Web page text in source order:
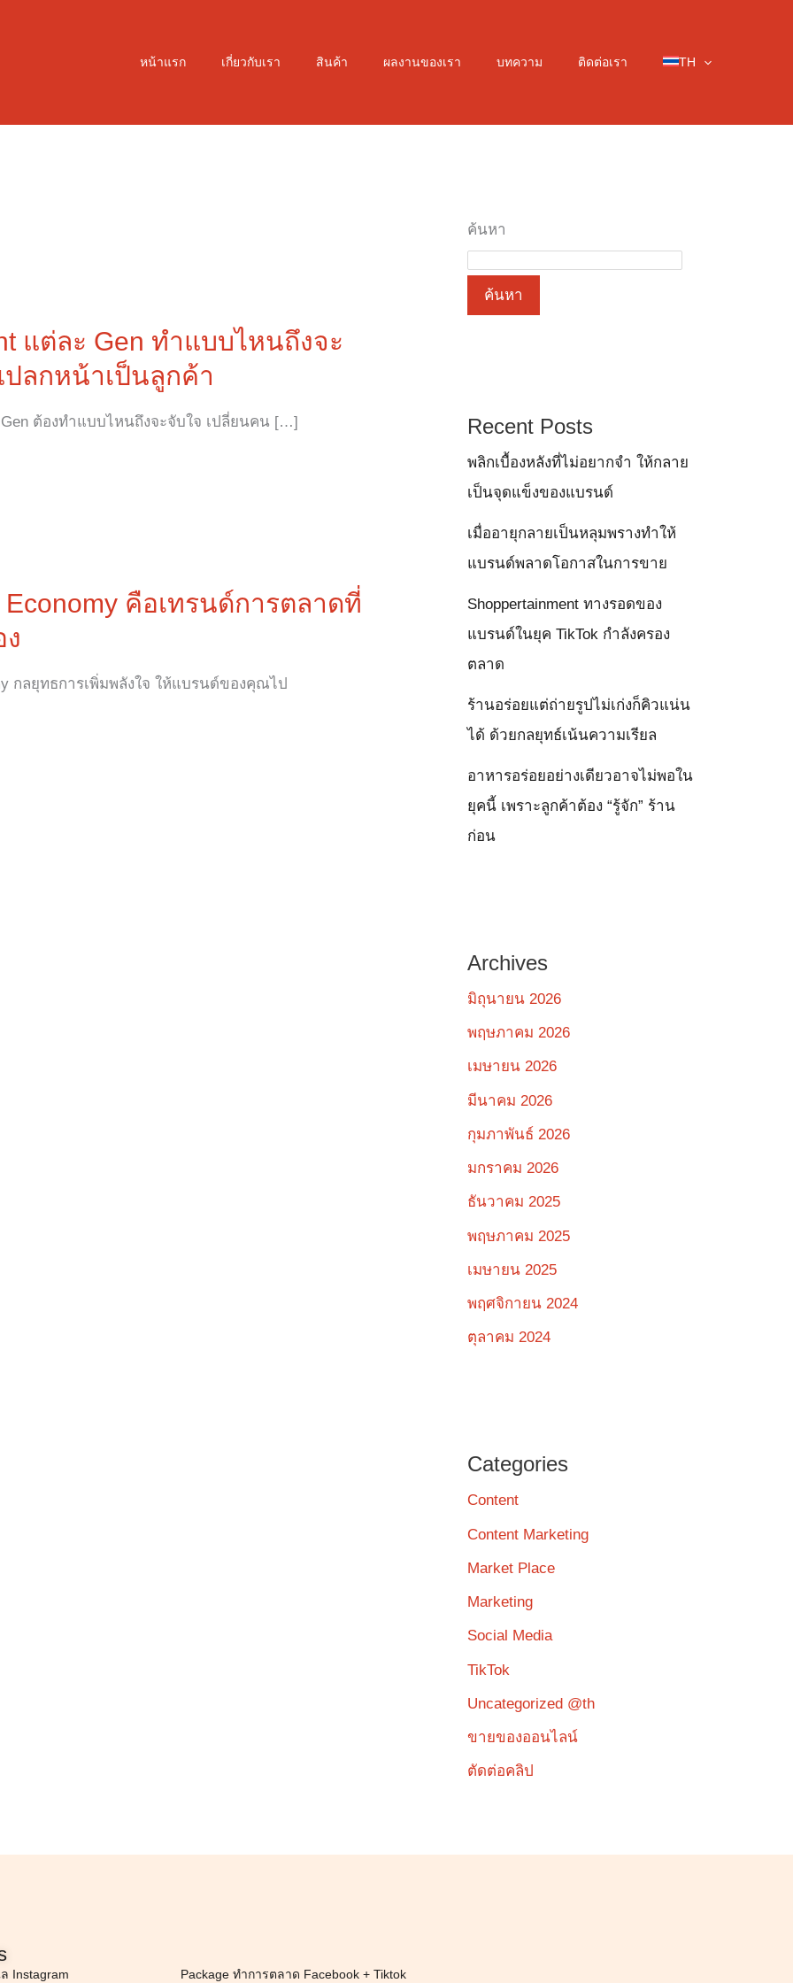
หน้าแรก เกี่ยวกับเรา สินค้า ผลงานของเรา บทความ ติดต่อเรา TH
แต่ละ Gen ทำแบบไหนถึงจะ
ลกหน้าเป็นลูกค้า
Gen ต้องทำแบบไหนถึงจะจับใจ เปลี่ยนคน […]
Economy คือเทรนด์การตลาดที่
กลยุทธการเพิ่มพลังใจ ให้แบรนด์ของคุณไป
ค้นหา
ค้นหา
Recent Posts
พลิกเบื้องหลังที่ไม่อยากจำ ให้กลาย
เป็นจุดแข็งของแบรนด์
เมื่ออายุกลายเป็นหลุมพรางทำให้
แบรนด์พลาดโอกาสในการขาย
Shoppertainment ทางรอดของ
แบรนด์ในยุค TikTok กำลังครอง
ตลาด
ร้านอร่อยแต่ถ่ายรูปไม่เก่งก็คิวแน่น
ได้ ด้วยกลยุทธ์เน้นความเรียล
อาหารอร่อยอย่างเดียวอาจไม่พอใน
ยุคนี้ เพราะลูกค้าต้อง “รู้จัก” ร้าน
ก่อน
Archives
มิถุนายน 2026
พฤษภาคม 2026
เมษายน 2026
มีนาคม 2026
กุมภาพันธ์ 2026
มกราคม 2026
ธันวาคม 2025
พฤษภาคม 2025
เมษายน 2025
พฤศจิกายน 2024
ตุลาคม 2024
Categories
Content
Content Marketing
Market Place
Marketing
Social Media
TikTok
Uncategorized @th
ขายของออนไลน์
ตัดต่อคลิป
Instagram Package ทำการตลาด Facebook + Tiktok